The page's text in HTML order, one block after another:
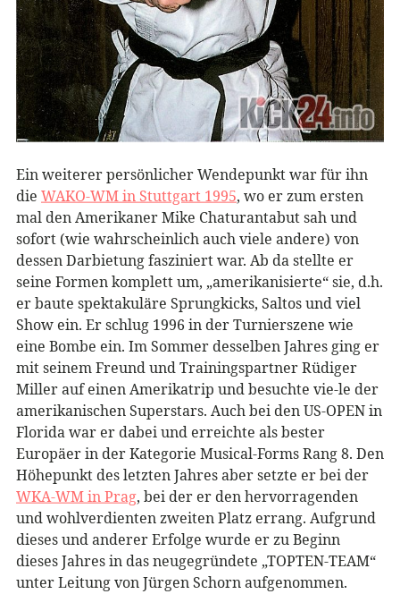
Ein weiterer persönlicher Wendepunkt war für ihn
die WAKO-WM in Stuttgart 1995, wo er zum ersten
mal den Amerikaner Mike Chaturantabut sah und
sofort (wie wahrscheinlich auch viele andere) von
dessen Darbietung fasziniert war. Ab da stellte er
seine Formen komplett um, „amerikanisierte“ sie, d.h.
er baute spektakuläre Sprungkicks, Saltos und viel
Show ein. Er schlug 1996 in der Turnierszene wie
eine Bombe ein. Im Sommer desselben Jahres ging er
mit seinem Freund und Trainingspartner Rüdiger
Miller auf einen Amerikatrip und besuchte vie-le der
amerikanischen Superstars. Auch bei den US-OPEN in
Florida war er dabei und erreichte als bester
Europäer in der Kategorie Musical-Forms Rang 8. Den
Höhepunkt des letzten Jahres aber setzte er bei der
WKA-WM in Prag, bei der er den hervorragenden
und wohlverdienten zweiten Platz errang. Aufgrund
dieses und anderer Erfolge wurde er zu Beginn
dieses Jahres in das neugegründete „TOPTEN-TEAM“
unter Leitung von Jürgen Schorn aufgenommen.